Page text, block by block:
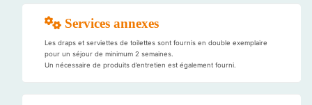
Services annexes
Les draps et serviettes de toilettes sont fournis en double exemplaire
pour un séjour de minimum 2 semaines.
Un nécessaire de produits d’entretien est également fourni.